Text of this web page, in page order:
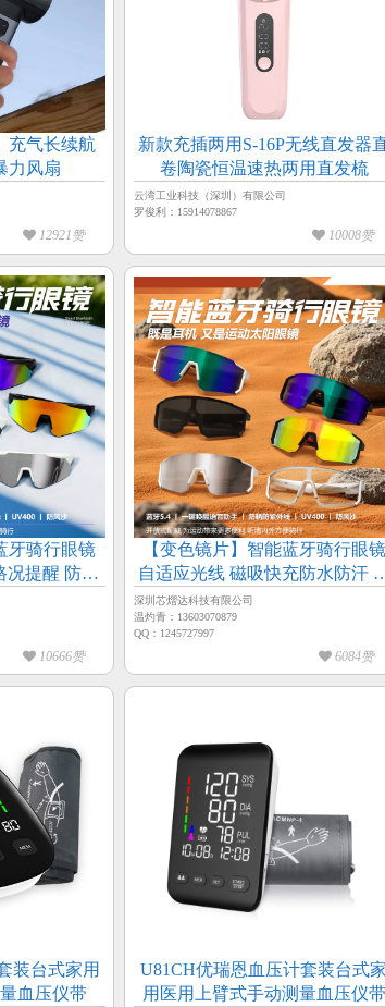
充气长续航
力风扇
12921赞
新款充插两用S-16P无线直发器
卷陶瓷恒温速热两用直发梳
云湾工业科技（深圳）有限公司
罗俊利：15914078867
10008赞
牙骑行眼镜
况提醒 防蓝
充
10666赞
【变色镜片】智能蓝牙骑行眼镜
自适应光线 磁吸快充防水防汗
动耳机二合一 狂甩不掉
深圳芯熠达科技有限公司
温灼青：13603070879
QQ：1245727997
6084赞
装台式家用
血压仪带
U81CH优瑞恩血压计套装台式家
用医用上臂式手动测量血压仪带